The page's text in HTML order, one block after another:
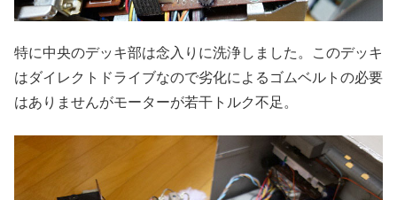
特に中央のデッキ部は念入りに洗浄しました。このデッキ
はダイレクトドライブなので劣化によるゴムベルトの必要
はありませんがモーターが若干トルク不足。